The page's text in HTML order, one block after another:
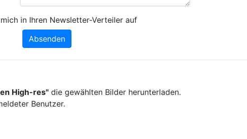
in Ihren Newsletter-Verteiler auf
Absenden
High-res" die gewählten Bilder herunterladen.
Benutzer.